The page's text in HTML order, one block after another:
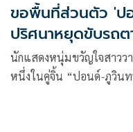
ขอพื้นที่ส่วนตัว '
ปริศนาหยุดขับรถต
นักแสดงหนุ่มขวัญใจสาวว
หนึ่งในคู่จิ้น “ปอนด์-ภูวิน